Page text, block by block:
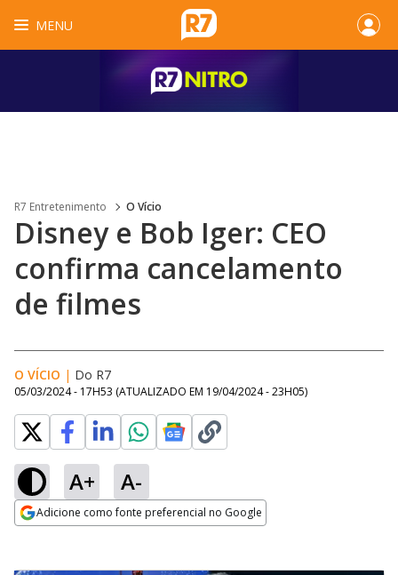
MENU
R7 Entretenimento O Vício
Disney e Bob Iger: CEO
confirma cancelamento
de filmes
O VÍCIO | Do R7
05/03/2024 - 17H53 (ATUALIZADO EM 19/04/2024 - 23H05)
A+ A-
Adicione como fonte preferencial no Google